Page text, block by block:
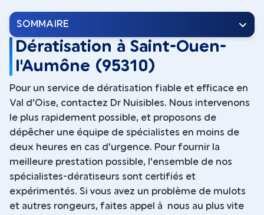
SOMMAIRE
Dératisation à Saint-Ouen-
l'Aumône (95310)
Pour un service de dératisation fiable et efficace en
Val d'Oise, contactez Dr Nuisibles. Nous intervenons
le plus rapidement possible, et proposons de
dépêcher une équipe de spécialistes en moins de
deux heures en cas d'urgence. Pour fournir la
meilleure prestation possible, l'ensemble de nos
spécialistes-dératiseurs sont certifiés et
expérimentés. Si vous avez un problème de mulots
et autres rongeurs, faites appel à nous au plus vite